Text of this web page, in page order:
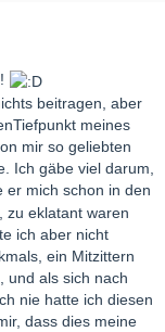
beitragen, aber
meines
mir so geliebten
Ich gäbe viel darum,
er mich schon in den
zu eklatant waren
ich aber nicht
ein Mitzittern
und als sich nach
nie hatte ich diesen
dass dies meine